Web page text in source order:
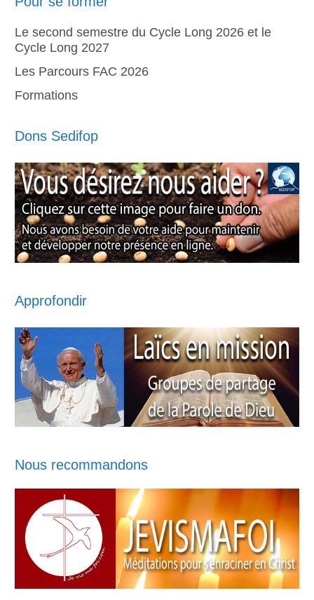
Le second semestre du Cycle Long 2026 et le
Cycle Long 2027
Les Parcours FAC 2026
Formations
Dons Sedifop
Approfondir
Nous recommandons